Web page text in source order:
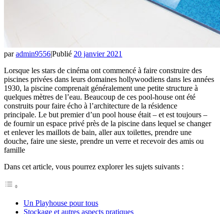
paradmin9556|Publié 20 janvier 2021
Lorsque les stars de cinéma ont commencé à faire construire des
piscines privées dans leurs domaines hollywoodiens dans les années
1930, la piscine comprenait généralement une petite structure à
quelques mètres de l’eau. Beaucoup de ces pool-house ont été
construits pour faire écho à l’architecture de la résidence
principale. Le but premier d’un pool house était – et est toujours –
de fournir un espace privé près de la piscine dans lequel se changer
et enlever les maillots de bain, aller aux toilettes, prendre une
douche, faire une sieste, prendre un verre et recevoir des amis ou
famille
Dans cet article, vous pourrez explorer les sujets suivants :
Un Playhouse pour tous
Stockage et autres aspects pratiques